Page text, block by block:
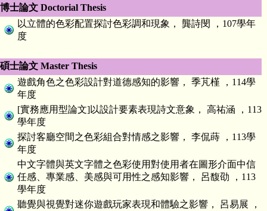
博士論文 Doctorial Thesis
以立體的色彩配置探討色彩調和現象， 龔詩閔 ，107學年
度
碩士論文 Master Thesis
遊戲角色之色彩設計對道德感知的影響， 季芃槿 ，114學
年度
[實務應用型論文]以設計要素表現詩文意象， 高祐涵 ，113
學年度
探討客廳空間之色彩組合對情感之影響， 李侃蒔 ，113學
年度
中文字體與英文字體之色彩使用對使用者在圖形介面中信
任感、專業感、美感與可用性之感知影響， 呂馥劭 ，113
學年度
聽覺與視覺對迷你遊戲玩家表現和體驗之影響， 呂易展 ，